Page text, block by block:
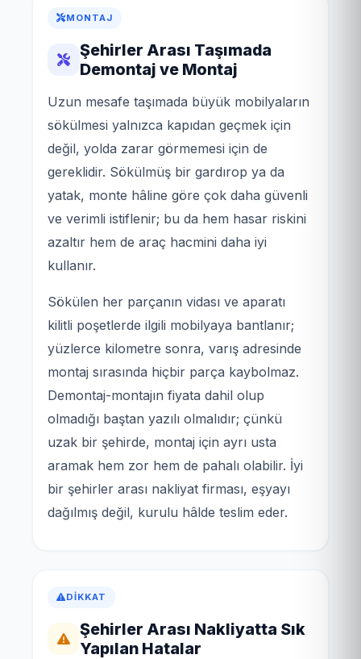
MONTAJ
Şehirler Arası Taşımada
Demontaj ve Montaj
Uzun mesafe taşımada büyük mobilyaların
sökülmesi yalnızca kapıdan geçmek için
değil, yolda zarar görmemesi için de
gereklidir. Sökülmüş bir gardırop ya da
yatak, monte hâline göre çok daha güvenli
ve verimli istiflenir; bu da hem hasar riskini
azaltır hem de araç hacmini daha iyi
kullanır.
Sökülen her parçanın vidası ve aparatı
kilitli poşetlerde ilgili mobilyaya bantlanır;
yüzlerce kilometre sonra, varış adresinde
montaj sırasında hiçbir parça kaybolmaz.
Demontaj-montajın fiyata dahil olup
olmadığı baştan yazılı olmalıdır; çünkü
uzak bir şehirde, montaj için ayrı usta
aramak hem zor hem de pahalı olabilir. İyi
bir şehirler arası nakliyat firması, eşyayı
dağılmış değil, kurulu hâlde teslim eder.
DIKKAT
Şehirler Arası Nakliyatta Sık
Yapılan Hatalar